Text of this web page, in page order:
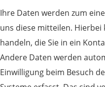
Ihre Daten werden zum
uns diese mitteilen. Hierbei
handeln, die Sie in ein
Andere Daten werden
Einwilligung beim Besuch